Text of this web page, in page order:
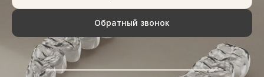
Обратный звонок